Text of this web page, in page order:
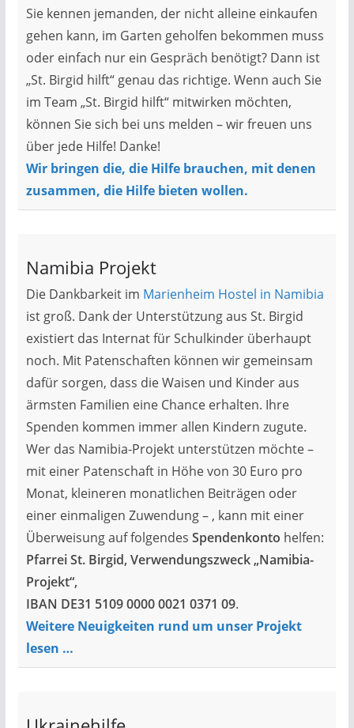
Sie kennen jemanden, der nicht alleine einkaufen
gehen kann, im Garten geholfen bekommen muss
oder einfach nur ein Gespräch benötigt? Dann ist
„St. Birgid hilft“ genau das richtige. Wenn auch Sie
im Team „St. Birgid hilft“ mitwirken möchten,
können Sie sich bei uns melden – wir freuen uns
über jede Hilfe! Danke!
Wir bringen die, die Hilfe brauchen, mit denen
zusammen, die Hilfe bieten wollen.
Namibia Projekt
Die Dankbarkeit im Marienheim Hostel in Namibia
ist groß. Dank der Unterstützung aus St. Birgid
existiert das Internat für Schulkinder überhaupt
noch. Mit Patenschaften können wir gemeinsam
dafür sorgen, dass die Waisen und Kinder aus
ärmsten Familien eine Chance erhalten. Ihre
Spenden kommen immer allen Kindern zugute.
Wer das Namibia-Projekt unterstützen möchte –
mit einer Patenschaft in Höhe von 30 Euro pro
Monat, kleineren monatlichen Beiträgen oder
einer einmaligen Zuwendung – , kann mit einer
Überweisung auf folgendes Spendenkonto helfen:
Pfarrei St. Birgid, Verwendungszweck „Namibia-
Projekt“,
IBAN DE31 5109 0000 0021 0371 09.
Weitere Neuigkeiten rund um unser Projekt
lesen …